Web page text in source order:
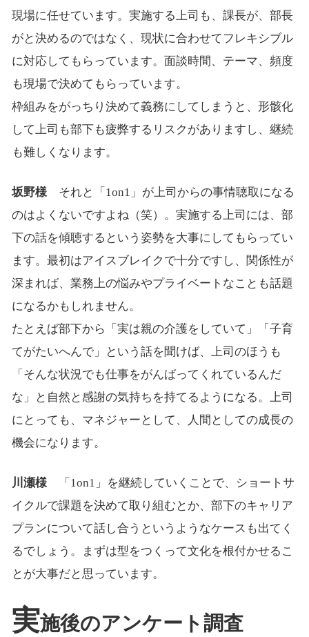
現場に任せています。実施する上司も、課長が、部長
がと決めるのではなく、現状に合わせてフレキシブル
に対応してもらっています。面談時間、テーマ、頻度
も現場で決めてもらっています。
枠組みをがっちり決めて義務にしてしまうと、形骸化
して上司も部下も疲弊するリスクがありますし、継続
も難しくなります。
坂野様それと「1on1」が上司からの事情聴取になる
のはよくないですよね（笑）。実施する上司には、部
下の話を傾聴するという姿勢を大事にしてもらってい
ます。最初はアイスブレイクで十分ですし、関係性が
深まれば、業務上の悩みやプライベートなことも話題
になるかもしれません。
たとえば部下から「実は親の介護をしていて」「子育
てがたいへんで」という話を聞けば、上司のほうも
「そんな状況でも仕事をがんばってくれているんだ
な」と自然と感謝の気持ちを持てるようになる。上司
にとっても、マネジャーとして、人間としての成長の
機会になります。
川瀬様「1on1」を継続していくことで、ショートサ
イクルで課題を決めて取り組むとか、部下のキャリア
プランについて話し合うというようなケースも出てく
るでしょう。まずは型をつくって文化を根付かせるこ
とが大事だと思っています。
実施後のアンケート調査